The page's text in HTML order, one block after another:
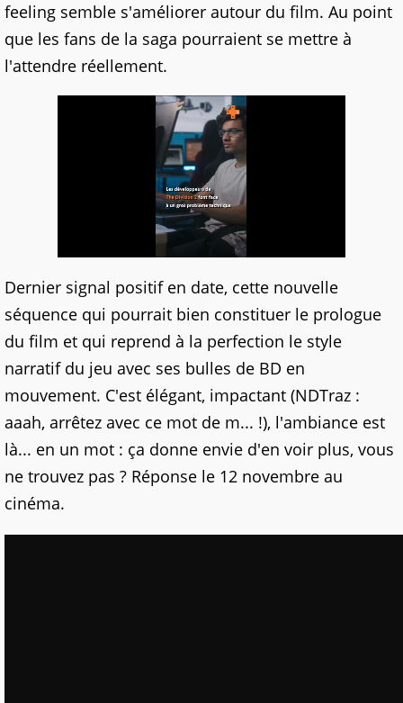
feeling semble s'améliorer autour du film. Au point
que les fans de la saga pourraient se mettre à
l'attendre réellement.
Dernier signal positif en date, cette nouvelle
séquence qui pourrait bien constituer le prologue
du film et qui reprend à la perfection le style
narratif du jeu avec ses bulles de BD en
mouvement. C'est élégant, impactant (NDTraz :
aaah, arrêtez avec ce mot de m... !), l'ambiance est
là... en un mot : ça donne envie d'en voir plus, vous
ne trouvez pas ? Réponse le 12 novembre au
cinéma.